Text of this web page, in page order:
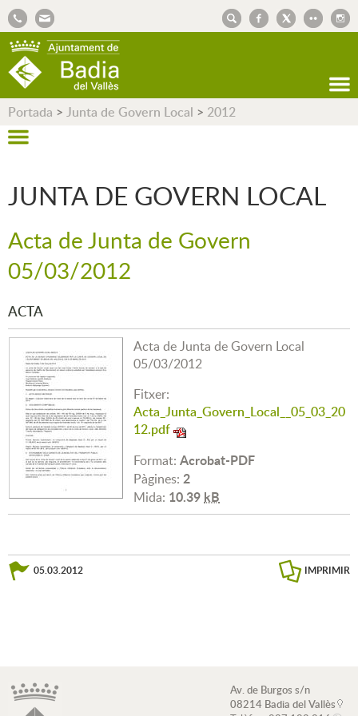
Portada > Junta de Govern Local > 2012
JUNTA DE GOVERN LOCAL
Acta de Junta de Govern
05/03/2012
ACTA
Acta de Junta de Govern Local
05/03/2012
Fitxer:
Acta_Junta_Govern_Local__05_03_20
12.pdf
Format: Acrobat-PDF
Pàgines: 2
Mida: 10.39 kB
05.03.2012 IMPRIMIR
Av. de Burgos s/n
08214 Badia del Vallès